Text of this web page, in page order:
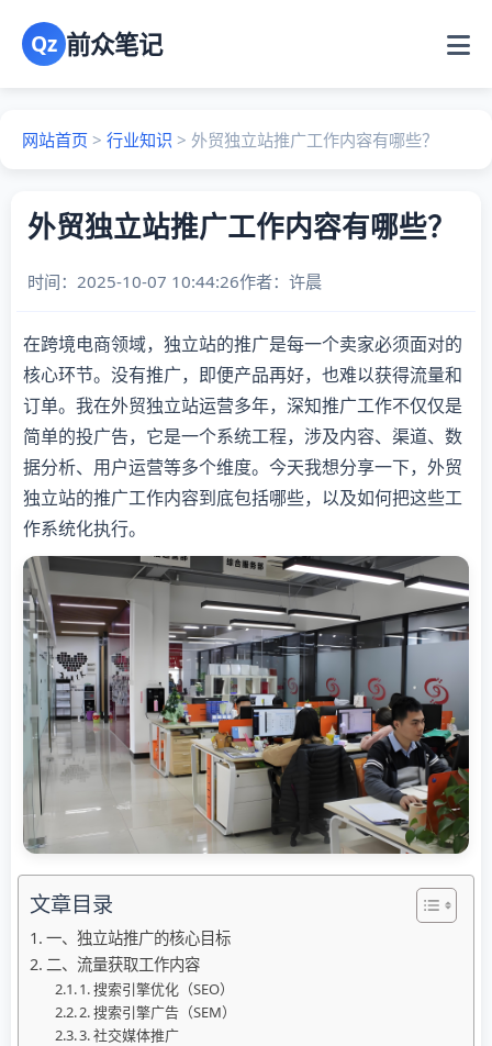
Qz 前众笔记
网站首页 > 行业知识 > 外贸独立站推广工作内容有哪些？
外贸独立站推广工作内容有哪些？
时间：2025-10-07 10:44:26作者： 许晨
在跨境电商领域，独立站的推广是每一个卖家必须面对的
核心环节。没有推广，即便产品再好，也难以获得流量和
订单。我在外贸独立站运营多年，深知推广工作不仅仅是
简单的投广告，它是一个系统工程，涉及内容、渠道、数
据分析、用户运营等多个维度。今天我想分享一下，外贸
独立站的推广工作内容到底包括哪些，以及如何把这些工
作系统化执行。
文章目录
一、独立站推广的核心目标
二、流量获取工作内容
1. 搜索引擎优化（SEO）
2. 搜索引擎广告（SEM）
3. 社交媒体推广